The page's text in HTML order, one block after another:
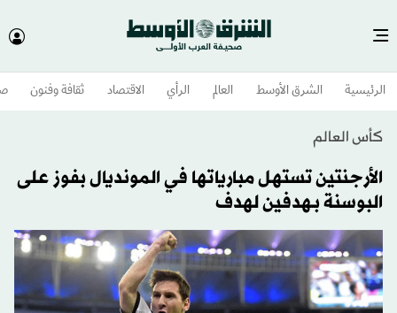
الرئيسية الشرق الأوسط​ العالم الرأي الاقتصاد ثقافة وفنون
كأس العالم
الأرجنتين تستهل مبارياتها في المونديال بفوز على
البوسنة بـهدفين لهدف